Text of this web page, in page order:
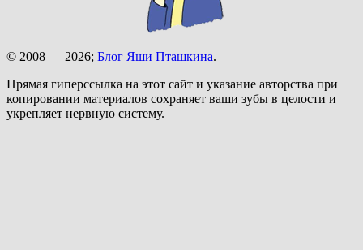
© 2008 — 2026; Блог Яши Пташкина.
Прямая гиперссылка на этот сайт и указание авторства при
копировании материалов сохраняет ваши зубы в целости и
укрепляет нервную систему.